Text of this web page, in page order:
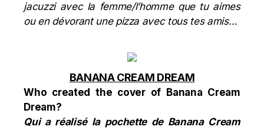
jacuzzi avec la femme/l’homme que tu aimes
ou en dévorant une pizza avec tous tes amis…
BANANA CREAM DREAM
Who created the cover of Banana Cream
Dream?
Qui a réalisé la pochette de Banana Cream